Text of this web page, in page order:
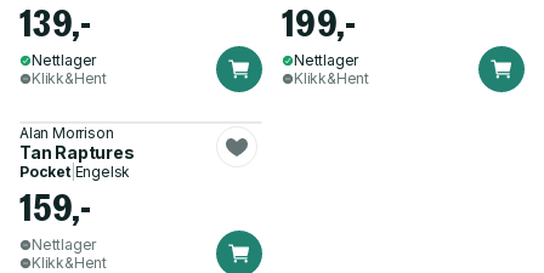
139,-
Nettlager
Klikk&Hent
199,-
Nettlager
Klikk&Hent
Alan Morrison
Tan Raptures
Pocket| Engelsk
159,-
Nettlager
Klikk&Hent